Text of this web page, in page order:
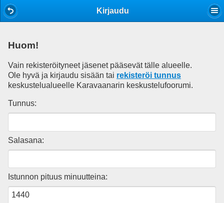
Kirjaudu
Huom!
Vain rekisteröityneet jäsenet pääsevät tälle alueelle.
Ole hyvä ja kirjaudu sisään tai rekisteröi tunnus
keskustelualueelle Karavaanarin keskustelufoorumi.
Tunnus:
Salasana:
Istunnon pituus minuutteina: